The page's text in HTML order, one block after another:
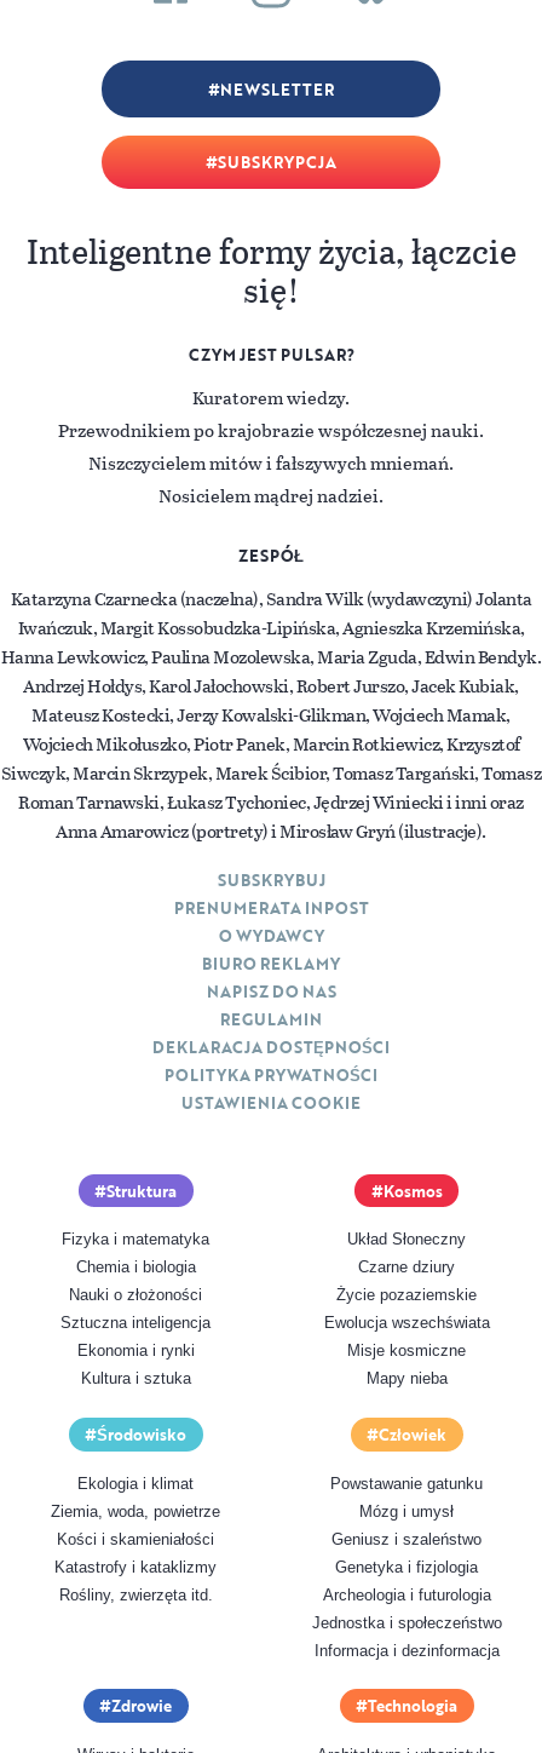
SUBSKRYPCJA
NEWSLETTER
Inteligentne formy życia, łączcie
się!
CZYM JEST PULSAR?
Kuratorem wiedzy.
Przewodnikiem po krajobrazie współczesnej nauki.
Niszczycielem mitów i fałszywych mniemań.
Nosicielem mądrej nadziei.
ZESPÓŁ
Katarzyna Czarnecka (naczelna), Sandra Wilk (wydawczyni) Jolanta
Iwańczuk, Margit Kossobudzka-Lipińska, Agnieszka Krzemińska,
Hanna Lewkowicz, Paulina Mozolewska, Maria Zguda, Edwin Bendyk.
Andrzej Hołdys, Karol Jałochowski, Robert Jurszo, Jacek Kubiak,
Mateusz Kostecki, Jerzy Kowalski-Glikman, Wojciech Mamak,
Wojciech Mikołuszko, Piotr Panek, Marcin Rotkiewicz, Krzysztof
Siwczyk, Marcin Skrzypek, Marek Ścibior, Tomasz Targański, Tomasz
Roman Tarnawski, Łukasz Tychoniec, Jędrzej Winiecki i inni oraz
Anna Amarowicz (portrety) i Mirosław Gryń (ilustracje).
Struktura
Fizyka i matematyka
Chemia i biologia
Nauki o złożoności
Sztuczna inteligencja
Ekonomia i rynki
Kultura i sztuka
Kosmos
Układ Słoneczny
Czarne dziury
Życie pozaziemskie
Ewolucja wszechświata
Misje kosmiczne
Mapy nieba
Środowisko
Ekologia i klimat
Ziemia, woda, powietrze
Kości i skamieniałości
Katastrofy i kataklizmy
Rośliny, zwierzęta itd.
Człowiek
Powstawanie gatunku
Mózg i umysł
Geniusz i szaleństwo
Genetyka i fizjologia
Archeologia i futurologia
Jednostka i społeczeństwo
Informacja i dezinformacja
Zdrowie Technologia
SUBSKRYBUJ
PRENUMERATA INPOST
O WYDAWCY
BIURO REKLAMY
NAPISZ DO NAS
REGULAMIN
DEKLARACJA DOSTĘPNOŚCI
POLITYKA PRYWATNOŚCI
USTAWIENIA COOKIE